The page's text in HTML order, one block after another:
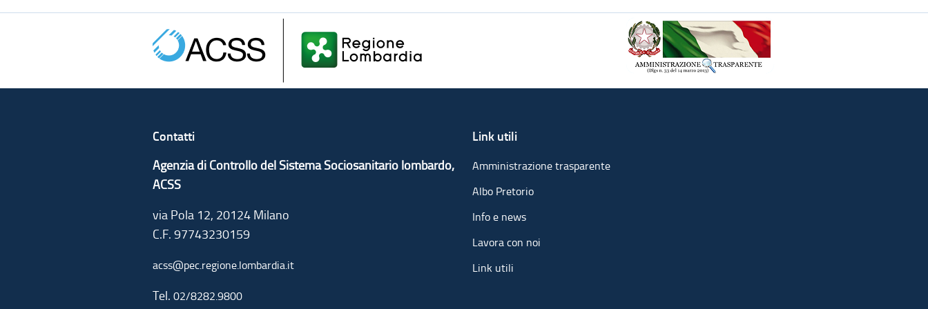
Contatti
Agenzia di Controllo del Sistema Sociosanitario lombardo,
ACSS
via Pola 12, 20124 Milano
C.F. 97743230159
acss@pec.regione.lombardia.it
Tel. 02/8282.9800
Link utili
Amministrazione trasparente
Albo Pretorio
Info e news
Lavora con noi
Link utili